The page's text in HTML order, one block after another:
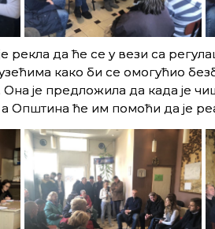
да ће се у вези са
како би се омогућио
је предложила да када је
Општина ће им помоћи да је